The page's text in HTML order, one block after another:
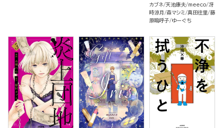
カブネ 天池康夫 meeco 冴
時涼月
森マシミ 真田往里 藤
原嗚呼子 ゆーぐち